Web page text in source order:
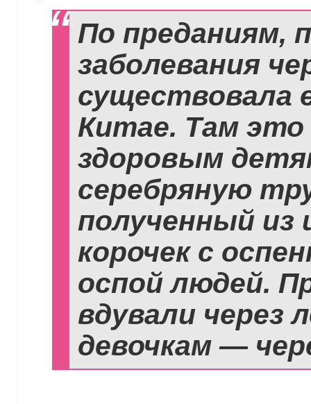
По преданиям,
заболевания
существовала
Китае. Там это
здоровым
серебряную
полученный из
корочек с
оспой людей.
вдували через
девочкам —